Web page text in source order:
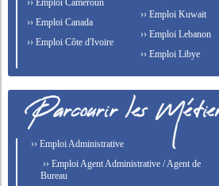
›› Emploi Cameroun
›› Emploi Canada
›› Emploi Côte d'Ivoire
›› Emploi Kuwait
›› Emploi Lebanon
›› Emploi Libye
›› Emploi Administrative
›› Emploi Agent Administrative / Agent de
Bureau